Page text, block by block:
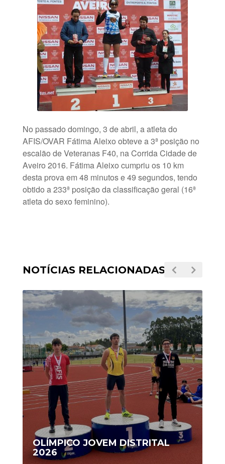
No passado domingo, 3 de abril, a atleta do
AFIS/OVAR Fátima Aleixo obteve a 3ª posição no
escalão de Veteranas F40, na Corrida Cidade de
Aveiro 2016. Fátima Aleixo cumpriu os 10 km
desta prova em 48 minutos e 49 segundos, tendo
obtido a 233ª posição da classificação geral (16ª
atleta do sexo feminino).
NOTÍCIAS RELACIONADAS
OLÍMPICO JOVEM DISTRITAL
2026